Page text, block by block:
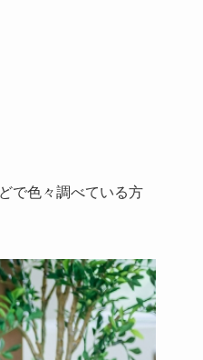
で色々調べている方